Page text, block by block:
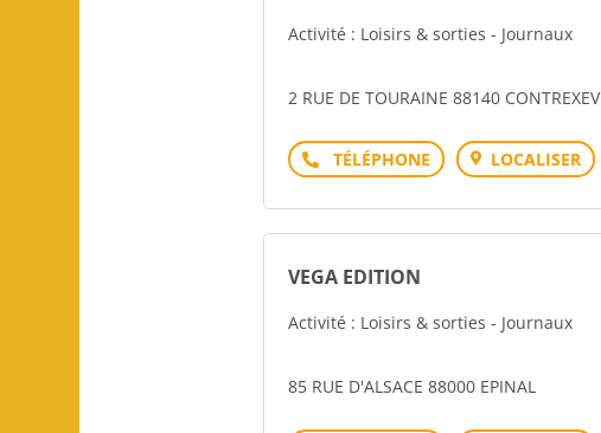
Activité : Loisirs & sorties - Journaux
2 RUE DE TOURAINE 88140
Téléphone LOCALISER
VEGA EDITION
Activité : Loisirs & sorties - Journaux
85 RUE D'ALSACE 88000 EPINAL